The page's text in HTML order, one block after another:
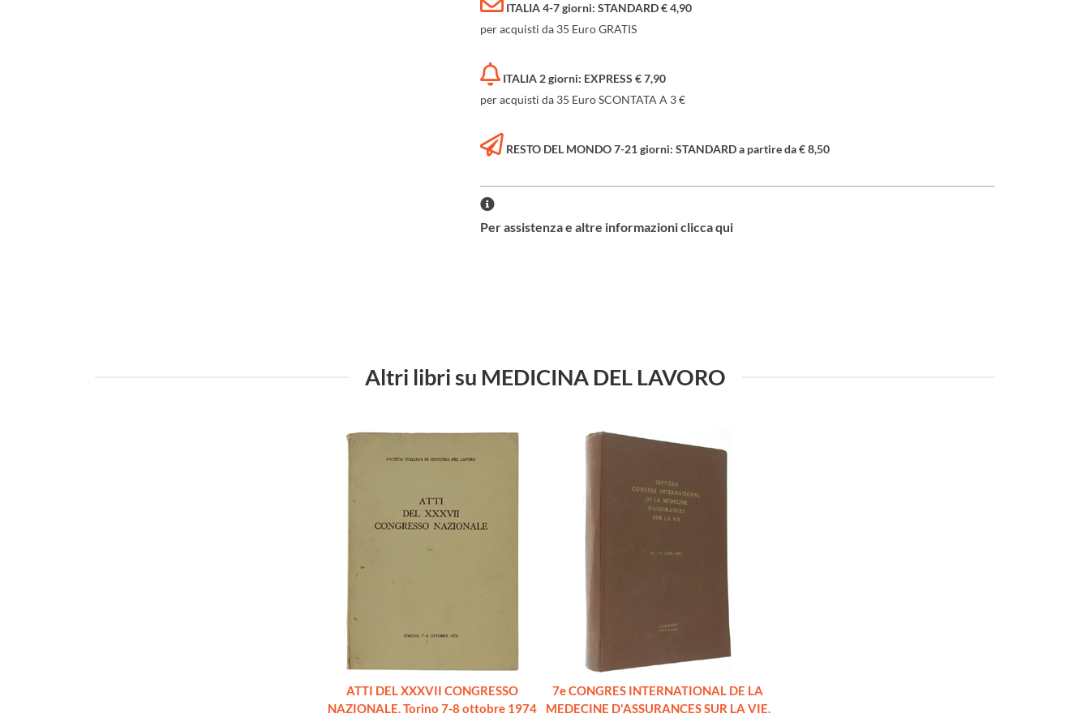
ITALIA 4-7 giorni: STANDARD € 4,90
per acquisti da 35 Euro GRATIS
ITALIA 2 giorni: EXPRESS € 7,90
per acquisti da 35 Euro SCONTATA A 3 €
RESTO DEL MONDO 7-21 giorni: STANDARD a partire da € 8,50
Per assistenza e altre informazioni clicca qui
Altri libri su MEDICINA DEL LAVORO
ATTI DEL XXXVII CONGRESSO
NAZIONALE. Torino 7-8 ottobre 1974
7e CONGRES INTERNATIONAL DE LA
MEDECINE D'ASSURANCES SUR LA VIE.